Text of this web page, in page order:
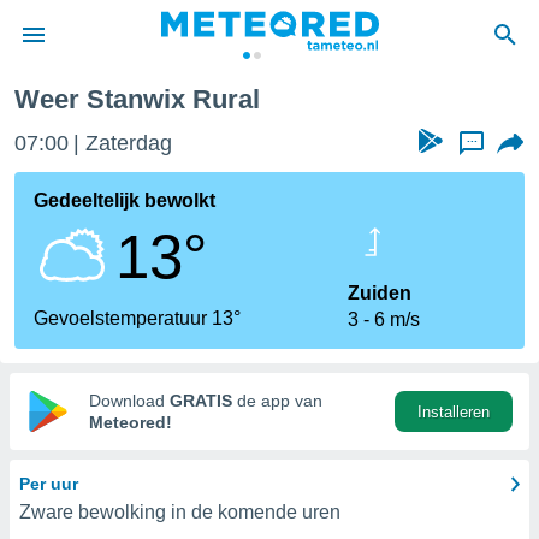
door
verstrekte
hoge
hebt de
voor
op basis
Weer Stanwix Rural
07:00 Zaterdag ...
Gedeeltelijk bewolkt
13°
Gevoelstemperatuur 13°
Zuiden
3
6 m/s
Download GRATIS de app van
Meteored!
Installeren
Per uur
Zware bewolking in de komende uren